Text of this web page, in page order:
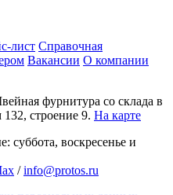
лист Справочная
Вакансии О компании
фурнитура со склада в
строение 9. На карте
суббота, воскресенье и
/info@protos.ru